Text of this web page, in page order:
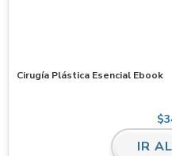
Cirugía Plástica Esencial Ebook
$
IR